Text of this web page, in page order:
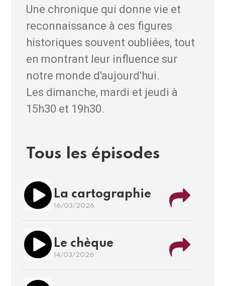
Une chronique qui donne vie et
reconnaissance à ces figures
historiques souvent oubliées, tout
en montrant leur influence sur
notre monde d'aujourd'hui.
Les dimanche, mardi et jeudi à
15h30 et 19h30.
Tous les épisodes
La cartographie
16/03/2026
Le chèque
14/03/2026